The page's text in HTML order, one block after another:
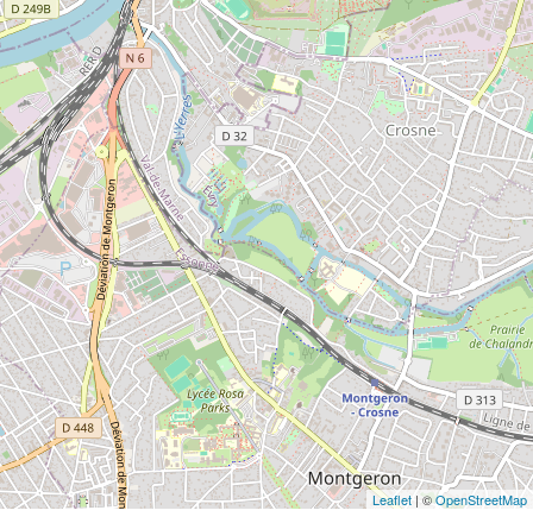
Leaflet | ©OpenStreetMap